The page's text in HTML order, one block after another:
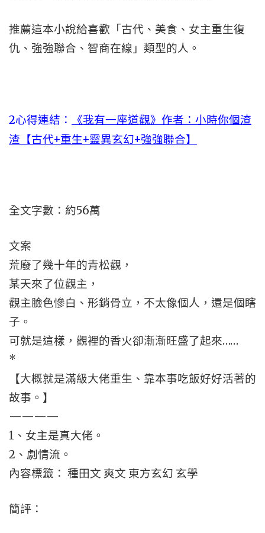
推薦這本小說給喜歡「古代、美食、女主重生復
仇、強強聯合、智商在線」類型的人。
2心得連結：
《我有一座道觀》作者：小時你個渣
渣【古代+重生+靈異玄幻+強強聯合】
全文字數：約56萬
文案
荒廢了幾十年的青松觀，
某天來了位觀主，
觀主臉色慘白、形銷骨立，不太像個人，還是個瞎
子。
可就是這樣，觀裡的香火卻漸漸旺盛了起來……
*
【大概就是滿級大佬重生、靠本事吃飯好好活著的
故事。】
————
1、女主是真大佬。
2、劇情流。
內容標籤： 種田文 爽文 東方玄幻 玄學
簡評：